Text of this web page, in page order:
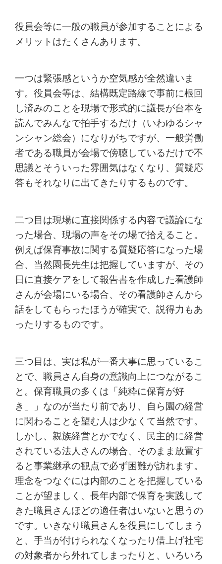
役員会等に一般の職員が参加することによる
メリットはたくさんあります。
一つは緊張感というか空気感が全然違いま
す。役員会等は、結構既定路線で事前に根回
し済みのことを現場で形式的に議長が台本を
読んでみんなで拍手するだけ（いわゆるシャ
ンシャン総会）になりがちですが、一般労働
者である職員が会場で傍聴しているだけで不
思議とそういった雰囲気はなくなり、質疑応
答もそれなりに出てきたりするものです。
二つ目は現場に直接関係する内容で議論にな
った場合、現場の声をその場で拾えること。
例えば保育事故に関する質疑応答になった場
合、当然園長先生は把握していますが、その
日に直接ケアをして報告書を作成した看護師
さんが会場にいる場合、その看護師さんから
話をしてもらったほうが確実で、説得力もあ
ったりするものです。
三つ目は、実は私が一番大事に思っているこ
とで、職員さん自身の意識向上につながるこ
と。保育職員の多くは「純粋に保育が好
き」」なのが当たり前であり、自ら園の経営
に関わることを望む人は少なくて当然です。
しかし、親族経営とかでなく、民主的に経営
されている法人さんの場合、そのまま放置す
ると事業継承の観点で必ず困難が訪れます。
理念をつなぐには内部のことを把握している
ことが望ましく、長年内部で保育を実践して
きた職員さんほどの適任者はいないと思うの
です。いきなり職員さんを役員にしてしまう
と、手当が付けられなくなったり借上げ社宅
の対象者から外れてしまったりと、いろいろ